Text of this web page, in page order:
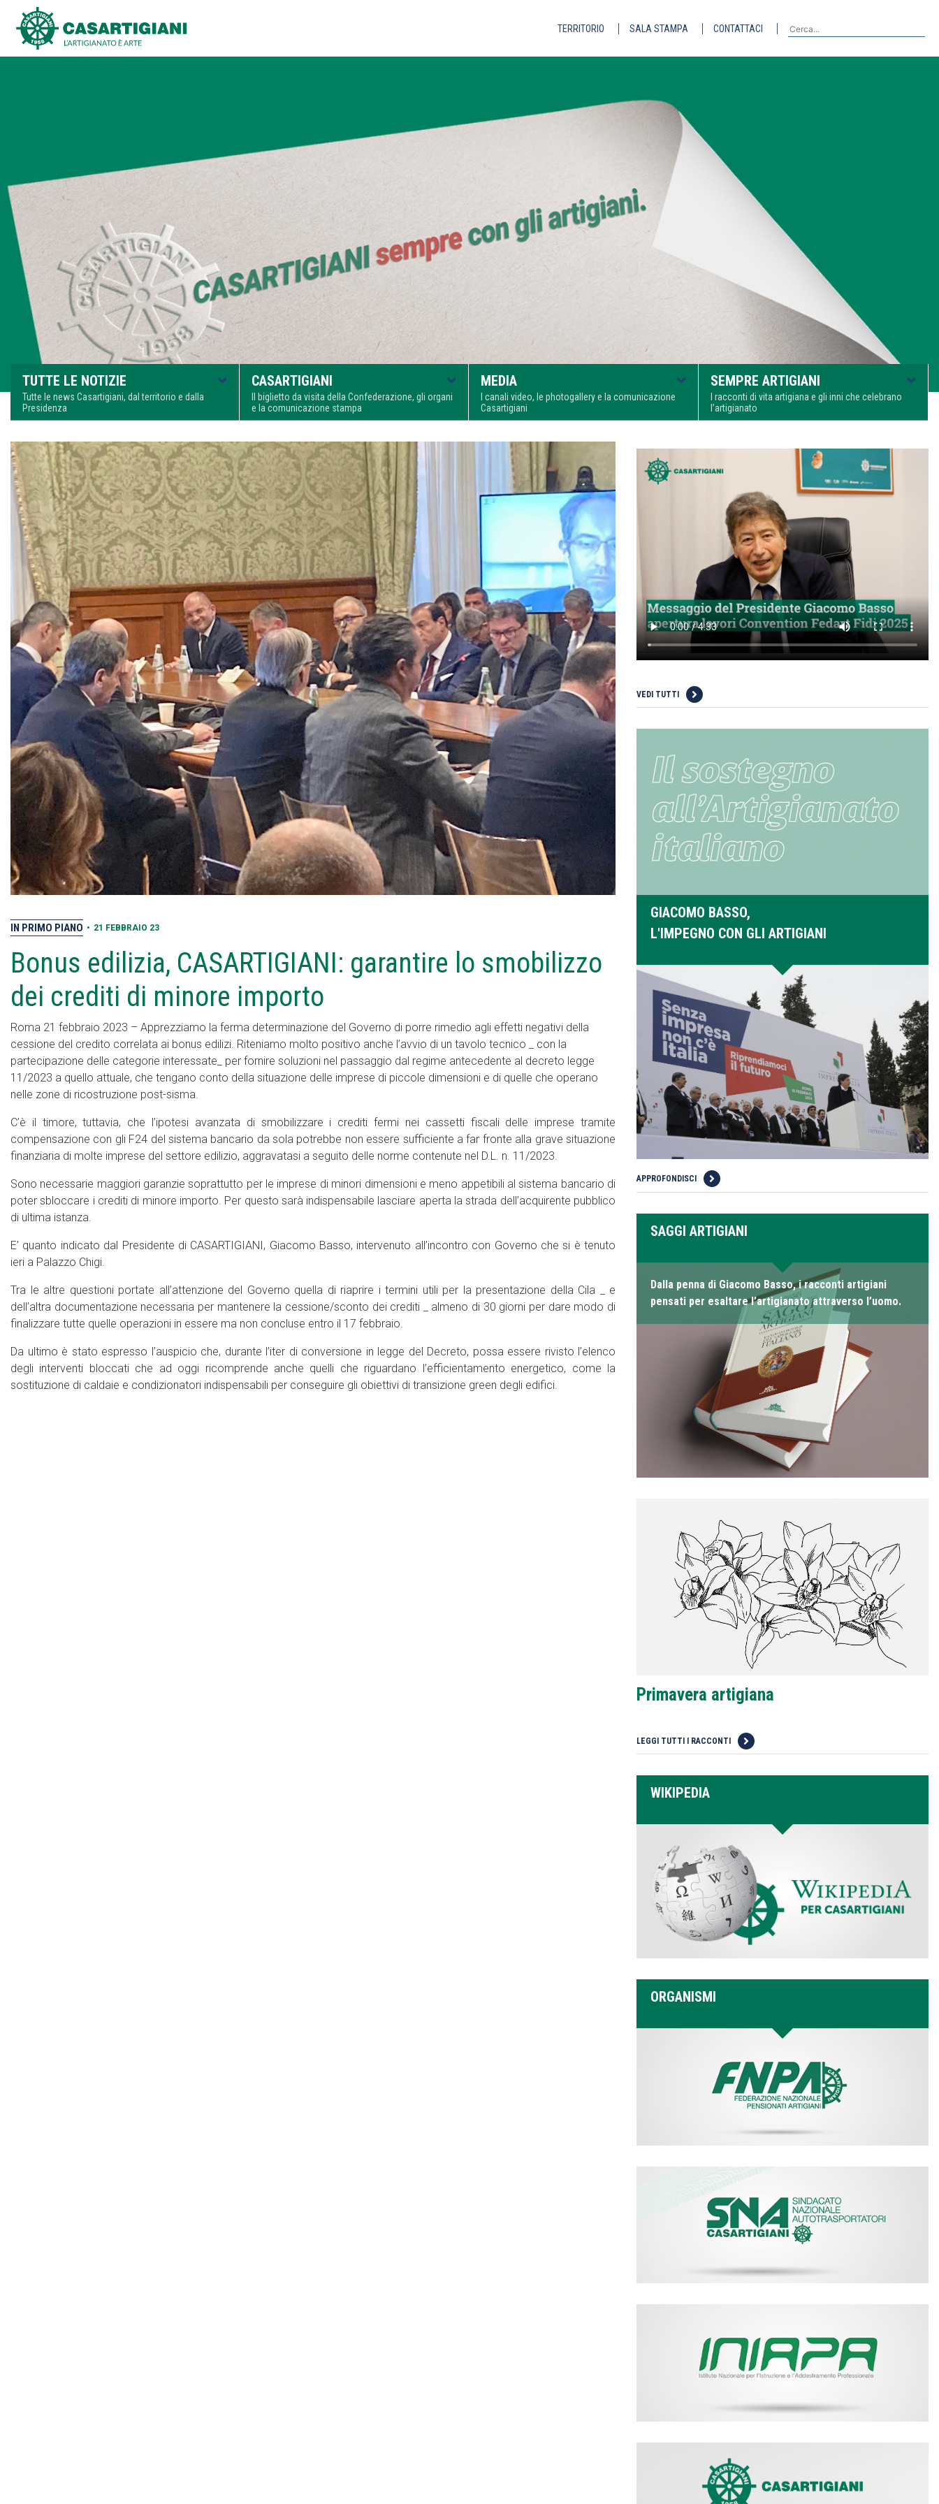
TERRITORIO SALA STAMPA CONTATTACI
TUTTE LE NOTIZIE
Tutte le news Casartigiani, dal territorio e dalla
Presidenza
CASARTIGIANI
Il biglietto da visita della Confederazione, gli organi
e la comunicazione stampa
MEDIA
I canali video, le photogallery e la comunicazione
Casartigiani
SEMPRE ARTIGIANI
I racconti di vita artigiana e gli inni che celebrano
l’artigianato
IN PRIMO PIANO • 21 FEBBRAIO 23
Bonus edilizia, CASARTIGIANI: garantire lo smobilizzo
dei crediti di minore importo
Roma 21 febbraio 2023 – Apprezziamo la ferma determinazione del Governo di porre rimedio agli effetti negativi della
cessione del credito correlata ai bonus edilizi. Riteniamo molto positivo anche l’avvio di un tavolo tecnico _ con la
partecipazione delle categorie interessate_ per fornire soluzioni nel passaggio dal regime antecedente al decreto legge
11/2023 a quello attuale, che tengano conto della situazione delle imprese di piccole dimensioni e di quelle che operano
nelle zone di ricostruzione post-sisma.
C’è il timore, tuttavia, che l’ipotesi avanzata di smobilizzare i crediti fermi nei cassetti fiscali delle imprese tramite
compensazione con gli F24 del sistema bancario da sola potrebbe non essere sufficiente a far fronte alla grave situazione
finanziaria di molte imprese del settore edilizio, aggravatasi a seguito delle norme contenute nel D.L. n. 11/2023.
Sono necessarie maggiori garanzie soprattutto per le imprese di minori dimensioni e meno appetibili al sistema bancario di
poter sbloccare i crediti di minore importo. Per questo sarà indispensabile lasciare aperta la strada dell’acquirente pubblico
di ultima istanza.
E’ quanto indicato dal Presidente di CASARTIGIANI, Giacomo Basso, intervenuto all’incontro con Governo che si è tenuto
ieri a Palazzo Chigi.
Tra le altre questioni portate all’attenzione del Governo quella di riaprire i termini utili per la presentazione della Cila _ e
dell’altra documentazione necessaria per mantenere la cessione/sconto dei crediti _ almeno di 30 giorni per dare modo di
finalizzare tutte quelle operazioni in essere ma non concluse entro il 17 febbraio.
Da ultimo è stato espresso l’auspicio che, durante l’iter di conversione in legge del Decreto, possa essere rivisto l’elenco
degli interventi bloccati che ad oggi ricomprende anche quelli che riguardano l’efficientamento energetico, come la
sostituzione di caldaie e condizionatori indispensabili per conseguire gli obiettivi di transizione green degli edifici.
VEDI TUTTI
GIACOMO BASSO,
L'IMPEGNO CON GLI ARTIGIANI
APPROFONDISCI
SAGGI ARTIGIANI
Dalla penna di Giacomo Basso, i racconti artigiani
pensati per esaltare l’artigianato attraverso l’uomo.
Primavera artigiana
LEGGI TUTTI I RACCONTI
WIKIPEDIA
ORGANISMI